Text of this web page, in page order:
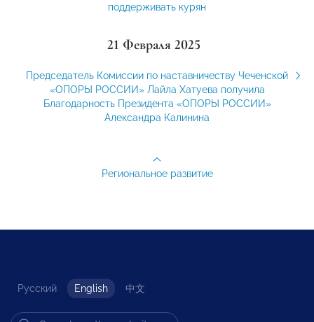
поддерживать курян
21 Февраля 2025
Председатель Комиссии по наставничеству Чеченской
«ОПОРЫ РОССИИ» Лайла Хатуева получила
Благодарность Президента «ОПОРЫ РОССИИ»
Александра Калинина
Региональное развитие
Русский English 中文